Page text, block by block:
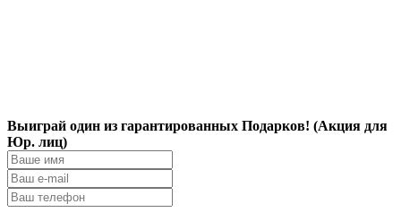
Выиграй один из гарантированных Подарков! (Акция для
Юр. лиц)